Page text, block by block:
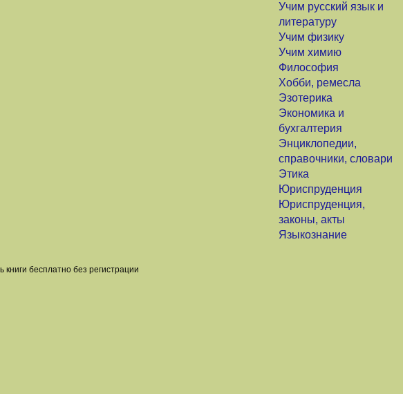
Учим русский язык и
литературу
Учим физику
Учим химию
Философия
Хобби, ремесла
Эзотерика
Экономика и
бухгалтерия
Энциклопедии,
справочники, словари
Этика
Юриспруденция
Юриспруденция,
законы, акты
Языкознание
книги бесплатно без регистрации